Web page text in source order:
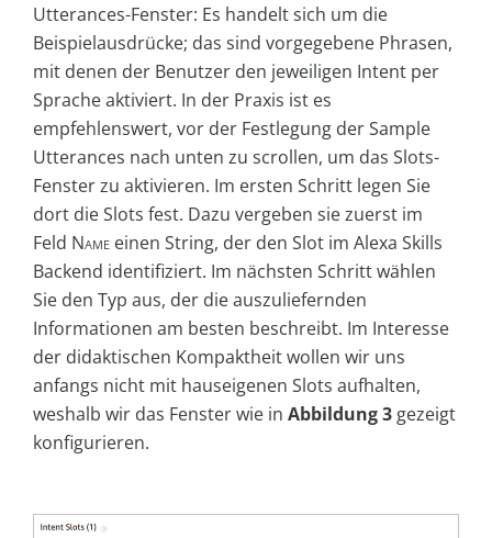
Utterances-Fenster: Es handelt sich um die
Beispielausdrücke; das sind vorgegebene Phrasen,
mit denen der Benutzer den jeweiligen Intent per
Sprache aktiviert. In der Praxis ist es
empfehlenswert, vor der Festlegung der Sample
Utterances nach unten zu scrollen, um das Slots-
Fenster zu aktivieren. Im ersten Schritt legen Sie
dort die Slots fest. Dazu vergeben sie zuerst im
Feld Name einen String, der den Slot im Alexa Skills
Backend identifiziert. Im nächsten Schritt wählen
Sie den Typ aus, der die auszuliefernden
Informationen am besten beschreibt. Im Interesse
der didaktischen Kompaktheit wollen wir uns
anfangs nicht mit hauseigenen Slots aufhalten,
weshalb wir das Fenster wie in Abbildung 3 gezeigt
konfigurieren.